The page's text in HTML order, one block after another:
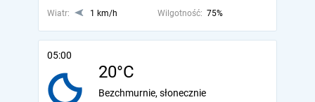
Wiatr:
1 km/h Wilgotność: 75%
05:00
20°C
Bezchmurnie, słonecznie